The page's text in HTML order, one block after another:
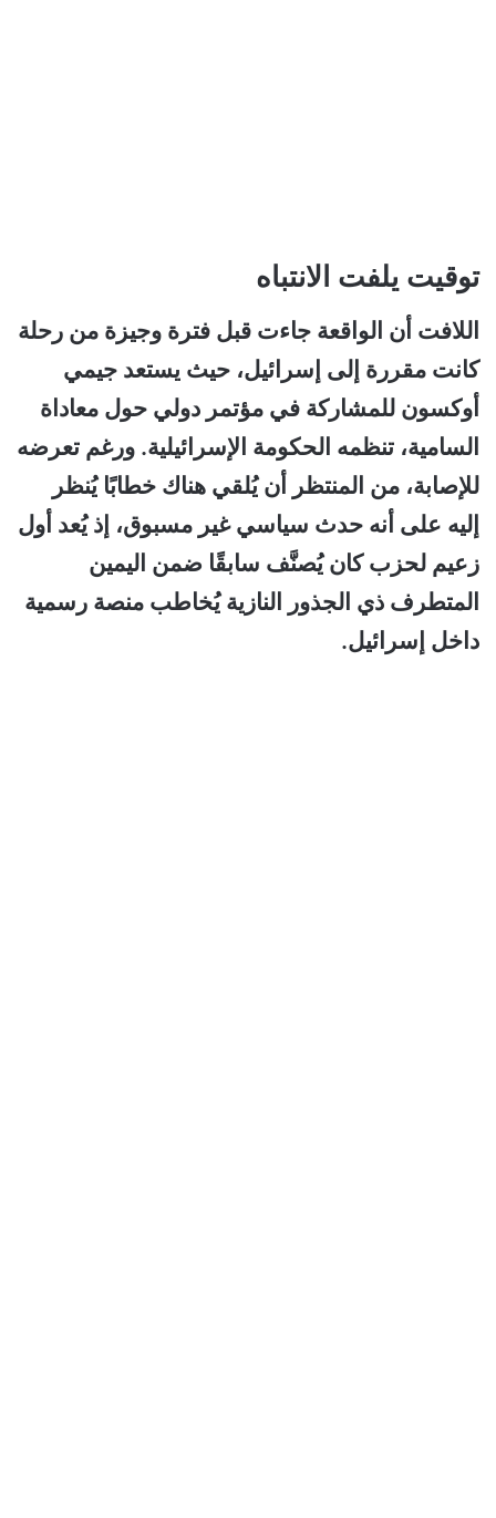
توقيت يلفت الانتباه
اللافت أن الواقعة جاءت قبل فترة وجيزة من رحلة
كانت مقررة إلى إسرائيل، حيث يستعد جيمي
أوكسون للمشاركة في مؤتمر دولي حول معاداة
السامية، تنظمه الحكومة الإسرائيلية. ورغم تعرضه
للإصابة، من المنتظر أن يُلقي هناك خطابًا يُنظر
إليه على أنه حدث سياسي غير مسبوق، إذ يُعد أول
زعيم لحزب كان يُصنَّف سابقًا ضمن اليمين
المتطرف ذي الجذور النازية يُخاطب منصة رسمية
داخل إسرائيل.